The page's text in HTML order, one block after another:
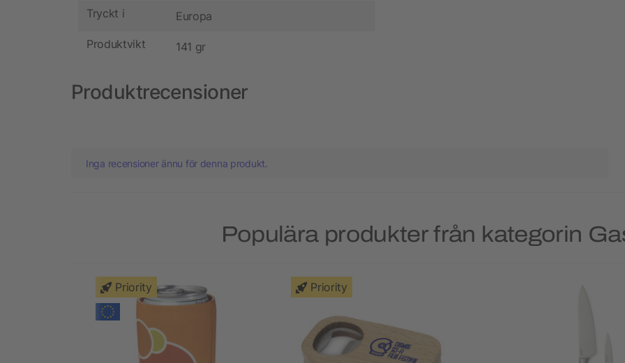
Tryckt i Europa
Produktvikt 141 gr
Produktrecensioner
Inga recensioner ännu för denna produkt.
Populära produkter från kategorin
Priority Priority